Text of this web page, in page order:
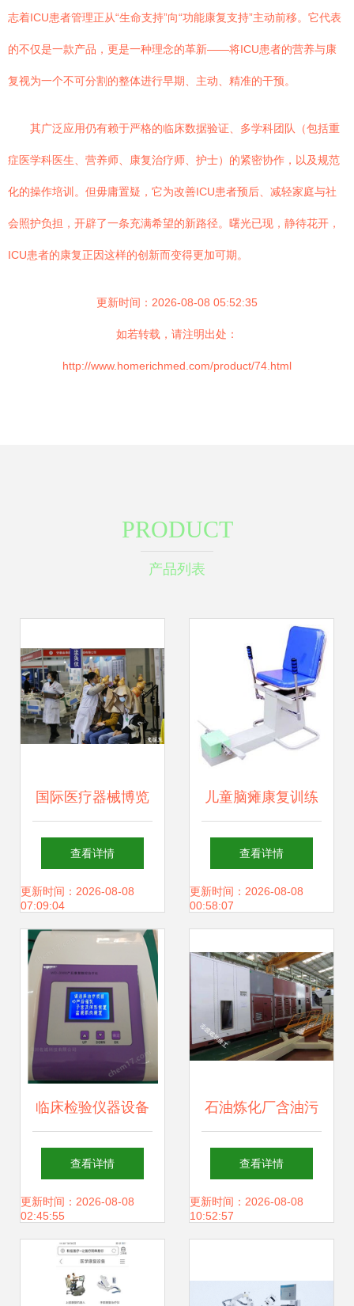
志着ICU患者管理正从“生命支持”向“功能康复支持”主动前移。它代表
的不仅是一款产品，更是一种理念的革新——将ICU患者的营养与康
复视为一个不可分割的整体进行早期、主动、精准的干预。
其广泛应用仍有赖于严格的临床数据验证、多学科团队（包括重
症医学科医生、营养师、康复治疗师、护士）的紧密协作，以及规范
化的操作培训。但毋庸置疑，它为改善ICU患者预后、减轻家庭与社
会照护负担，开辟了一条充满希望的新路径。曙光已现，静待花开，
ICU患者的康复正因这样的创新而变得更加可期。
更新时间：2026-08-08 05:52:35
如若转载，请注明出处：
http://www.homerichmed.com/product/74.html
PRODUCT
产品列表
国际医疗器械博览
会南京举行，高科
技康复设备引领行
业新趋势
查看详情
更新时间：2026-08-08
07:09:04
儿童脑瘫康复训练
器械与设备全览
查看详情
更新时间：2026-08-08
00:58:07
临床检验仪器设备
（仅科研用）与康
复设备 科研前沿与
临床转化的桥梁
查看详情
更新时间：2026-08-08
02:45:55
石油炼化厂含油污
泥处理设备耐磨陶
瓷防腐漆与康复设
防护
查看详情
更新时间：2026-08-08
10:52:57